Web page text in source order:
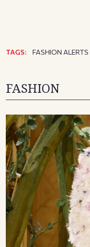
TAGS: FASHION ALERTS
FASHION